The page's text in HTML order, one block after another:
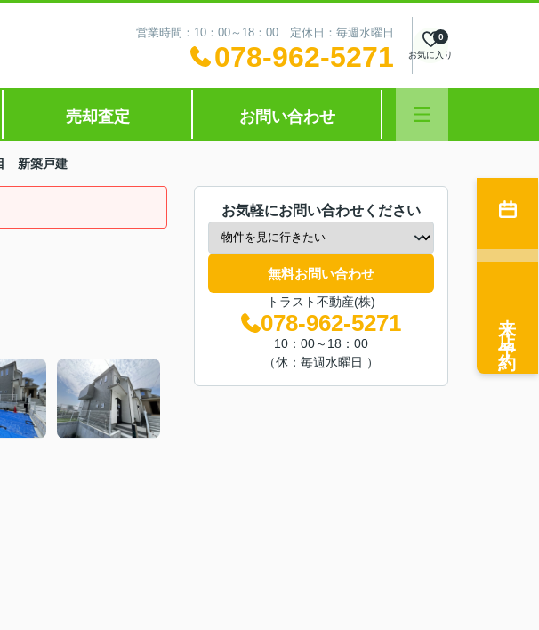
営業時間：10：00～18：00 定休日：毎週水曜日
078-962-5271 お気に入り
0
売却査定 お問い合わせ
新築戸建
お気軽にお問い合わせください
無料お問い合わせ
トラスト不動産(株)
078-962-5271
10：00～18：00
（休：毎週水曜日 ）
来店予約